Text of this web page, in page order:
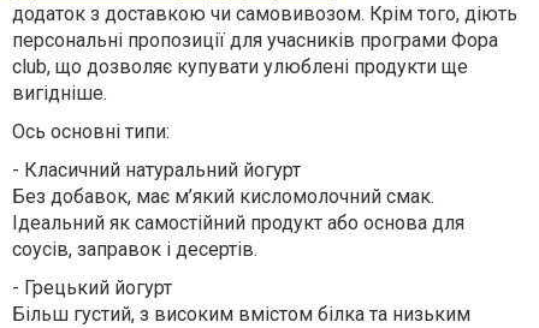
додаток з доставкою чи самовивозом. Крім того, діють
персональні пропозиції для учасників програми Фора
club, що дозволяє купувати улюблені продукти ще
вигідніше.
Ось основні типи:
- Класичний натуральний йогурт
Без добавок, має м’який кисломолочний смак.
Ідеальний як самостійний продукт або основа для
соусів, заправок і десертів.
- Грецький йогурт
Більш густий, з високим вмістом білка та низьким